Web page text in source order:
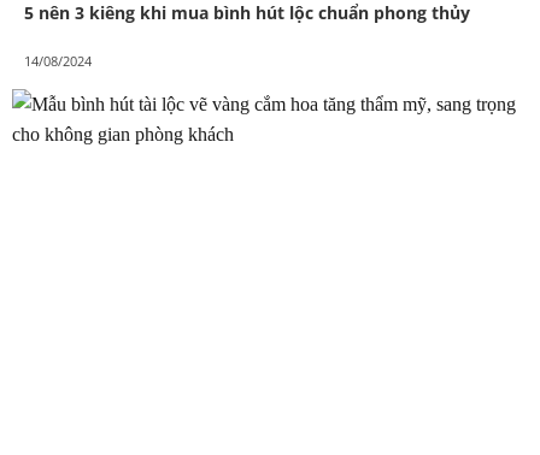
5 nên 3 kiêng khi mua bình hút lộc chuẩn phong thủy
14/08/2024